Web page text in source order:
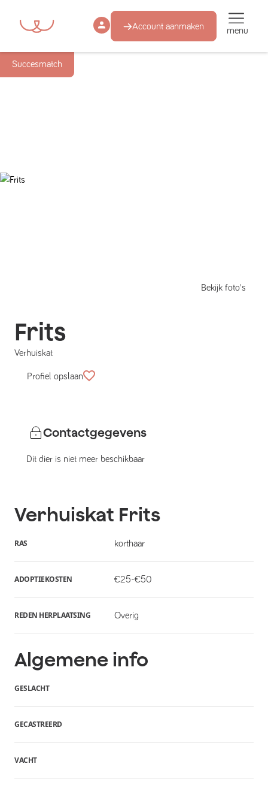
Account aanmaken menu
Succesmatch
Bekijk foto's
Frits
Verhuiskat
Profiel opslaan
Contactgegevens
Dit dier is niet meer beschikbaar
Verhuiskat Frits
RAS korthaar
ADOPTIEKOSTEN €25-€50
REDEN HERPLAATSING Overig
Algemene info
GESLACHT
GECASTREERD
VACHT